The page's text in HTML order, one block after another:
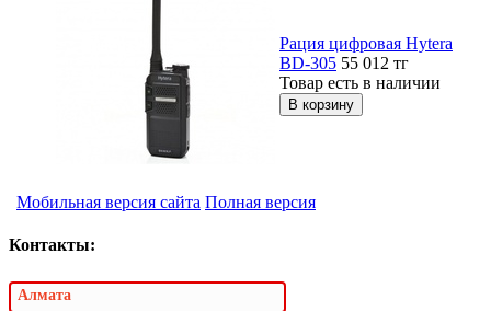
Рация цифровая Hytera
BD-305 55 012 тг
Товар есть в наличии
Мобильная версия сайта Полная версия
Контакты:
Алмата